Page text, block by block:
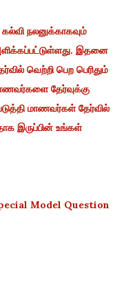
நலனுக்காகவும்
இதனை
வெற்றி பெற பெரிதும்
தேர்வுக்கு
மாணவர்கள் தேர்வில்
இருப்பின் உங்கள்
Model Question